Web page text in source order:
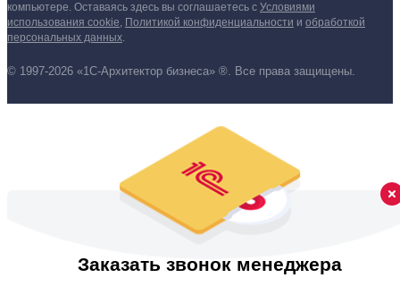
компьютере. Оставаясь здесь вы соглашаетесь с Условиями
использования cookie, Политикой конфиденциальности и обработкой
персональных данных.
© 1997-2026 «1С-Архитектор бизнеса» ®. Все права защищены.
Заказать звонок менеджера